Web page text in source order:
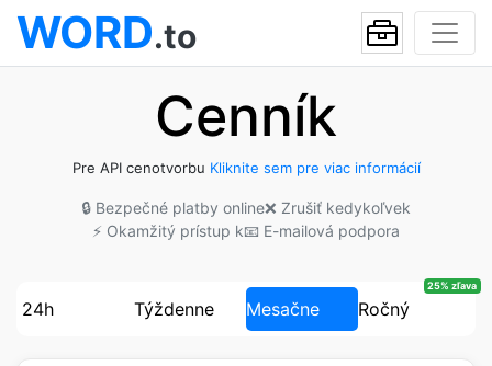
WORD.to
Cenník
Pre API cenotvorbu Kliknite sem pre viac informácií
🔒 Bezpečné platby online❌ Zrušiť kedykoľvek
⚡ Okamžitý prístup k📧 E-mailová podpora
24h Týždenne Mesačne Ročný
25% zľava